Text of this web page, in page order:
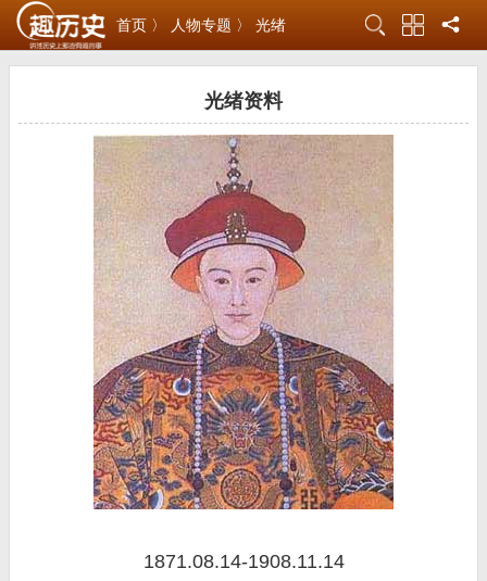
首页 〉 人物专题 〉 光绪
光绪资料
1871.08.14-1908.11.14